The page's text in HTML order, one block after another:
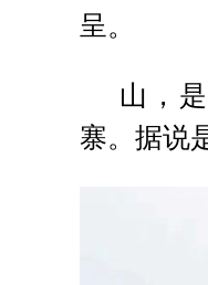
呈。
山，
寨。据说